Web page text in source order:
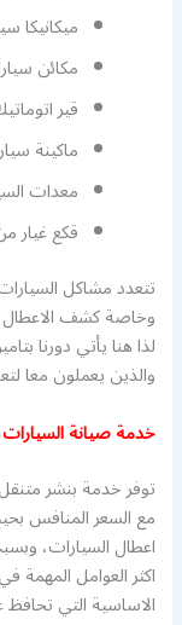
ميكانيكا
مكائن
قير
ماكينة
معدات
قكع غيار
تتعدد مشاكل
وخاصة كشف الاعطال
لذا هنا يأتي دورنا
والذين يعملون معا
خدمة صيانة
توفر خدمة بنشر متنقل
مع السعر المنافس
اعطال السيارات،
اكثر العوامل المهمة
الاساسية التي